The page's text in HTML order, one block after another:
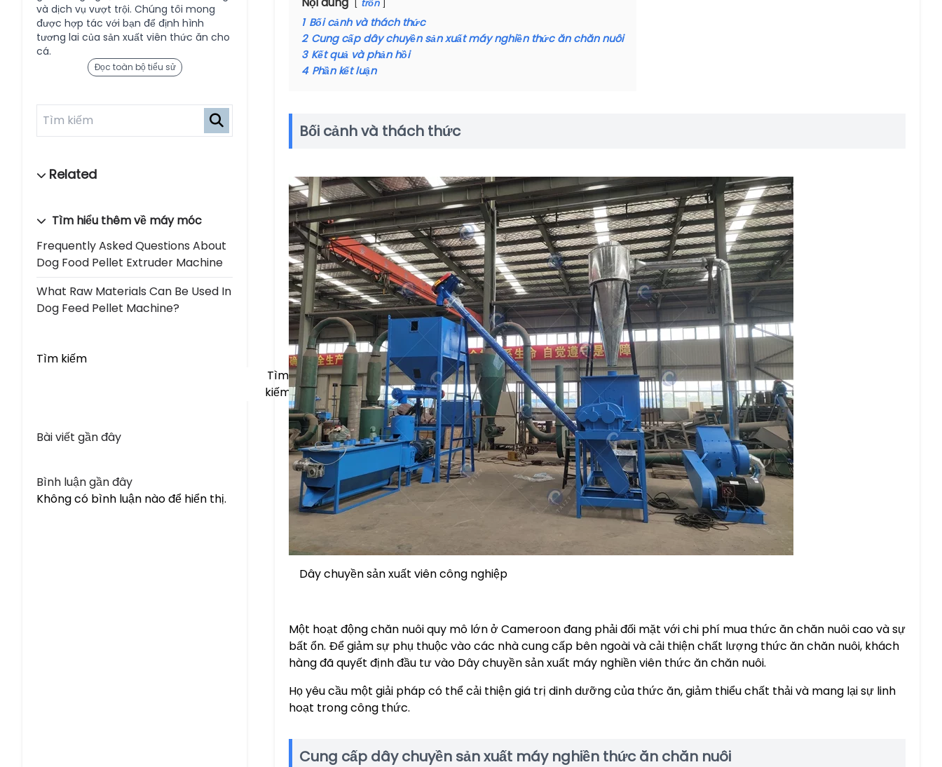
và dịch vụ vượt trội. Chúng tôi mong
được hợp tác với bạn để định hình
tương lai của sản xuất viên thức ăn cho
cá.
Đọc toàn bộ tiểu sử
Tìm hiểu thêm về máy móc
Frequently Asked Questions About
Dog Food Pellet Extruder Machine
What Raw Materials Can Be Used In
Dog Feed Pellet Machine?
Tìm kiếm
Tìm
kiếm
Bài viết gần đây
Bình luận gần đây
Không có bình luận nào để hiển thị.
trốn
1 Bối cảnh và thách thức
2 Cung cấp dây chuyền sản xuất máy nghiền thức ăn chăn nuôi
3 Kết quả và phản hồi
4 Phần kết luận
Bối cảnh và thách thức
Dây chuyền sản xuất viên công nghiệp
Một hoạt động chăn nuôi quy mô lớn ở Cameroon đang phải đối mặt với chi phí mua thức ăn chăn nuôi cao và sự
bất ổn. Để giảm sự phụ thuộc vào các nhà cung cấp bên ngoài và cải thiện chất lượng thức ăn chăn nuôi, khách
hàng đã quyết định đầu tư vào Dây chuyền sản xuất máy nghiền viên thức ăn chăn nuôi.
Họ yêu cầu một giải pháp có thể cải thiện giá trị dinh dưỡng của thức ăn, giảm thiểu chất thải và mang lại sự linh
hoạt trong công thức.
Cung cấp dây chuyền sản xuất máy nghiền thức ăn chăn nuôi